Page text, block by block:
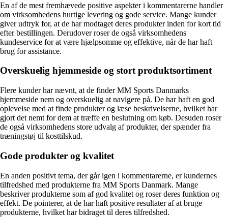
En af de mest fremhævede positive aspekter i kommentarerne handler
om virksomhedens hurtige levering og gode service. Mange kunder
giver udtryk for, at de har modtaget deres produkter inden for kort tid
efter bestillingen. Derudover roser de også virksomhedens
kundeservice for at være hjælpsomme og effektive, når de har haft
brug for assistance.
Overskuelig hjemmeside og stort produktsortiment
Flere kunder har nævnt, at de finder MM Sports Danmarks
hjemmeside nem og overskuelig at navigere på. De har haft en god
oplevelse med at finde produkter og læse beskrivelserne, hvilket har
gjort det nemt for dem at træffe en beslutning om køb. Desuden roser
de også virksomhedens store udvalg af produkter, der spænder fra
træningstøj til kosttilskud.
Gode produkter og kvalitet
En anden positivt tema, der går igen i kommentarerne, er kundernes
tilfredshed med produkterne fra MM Sports Danmark. Mange
beskriver produkterne som af god kvalitet og roser deres funktion og
effekt. De pointerer, at de har haft positive resultater af at bruge
produkterne, hvilket har bidraget til deres tilfredshed.